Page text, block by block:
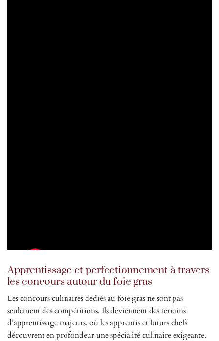
Apprentissage et perfectionnement à travers
les concours autour du foie gras
Les concours culinaires dédiés au foie gras ne sont pas
seulement des compétitions. Ils deviennent des terrains
d’apprentissage majeurs, où les apprentis et futurs chefs
découvrent en profondeur une spécialité culinaire exigeante.